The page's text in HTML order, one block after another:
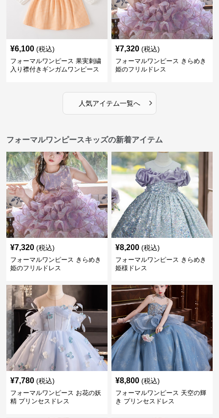
¥6,100 (税込)
フォーマルワンピース 果実刺繍
入り襟付きギンガムワンピース
¥7,320 (税込)
フォーマルワンピース きらめき
姫のフリルドレス
人気アイテム一覧へ ›
フォーマルワンピースキッズの新着アイテム
¥7,320 (税込)
フォーマルワンピース きらめき
姫のフリルドレス
¥8,200 (税込)
フォーマルワンピース きらめき
姫様ドレス
¥7,780 (税込)
フォーマルワンピース お花の妖
精 プリンセスドレス
¥8,800 (税込)
フォーマルワンピース 天空の輝
き プリンセスドレス